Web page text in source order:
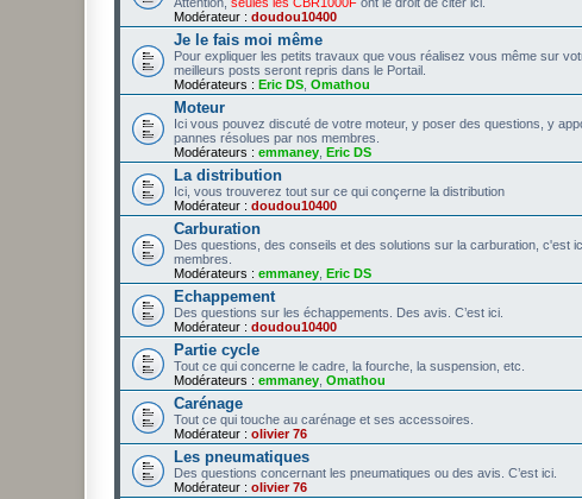
Modérateur : doudou10400
Je le fais moi même
Pour expliquer les petits travaux que vous réalisez vous même sur
meilleurs posts seront repris dans le Portail.
Modérateurs : Eric DS Omathou
Moteur
Ici vous pouvez discuté de votre moteur, y poser des questions, y
pannes résolues par nos membres.
Modérateurs : emmaney Eric DS
La distribution
Ici, vous trouverez tout sur ce qui conçerne la distribution
Modérateur : doudou10400
Carburation
Des questions, des conseils et des solutions sur la carburation, c'est
membres.
Modérateurs : emmaney Eric DS
Echappement
Des questions sur les échappements. Des avis. C’est ici.
Modérateur : doudou10400
Partie cycle
Tout ce qui concerne le cadre, la fourche, la suspension, etc.
Modérateurs : emmaney Omathou
Carénage
Tout ce qui touche au carénage et ses accessoires.
Modérateur : olivier 76
Les pneumatiques
Des questions concernant les pneumatiques ou des avis. C’est ici.
Modérateur : olivier 76